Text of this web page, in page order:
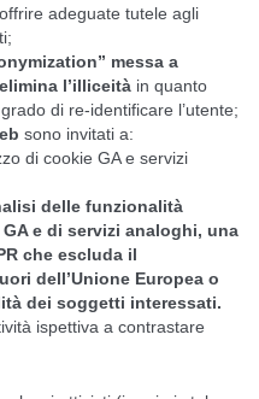
adeguate tutele agli
messa a
l’illiceità in quanto
di re-identificare l’utente;
sono invitati a:
di cookie GA e servizi
delle funzionalità
e di servizi analoghi, una
che escluda il
dell’Unione Europea o
dei soggetti interessati.
ispettiva a contrastare